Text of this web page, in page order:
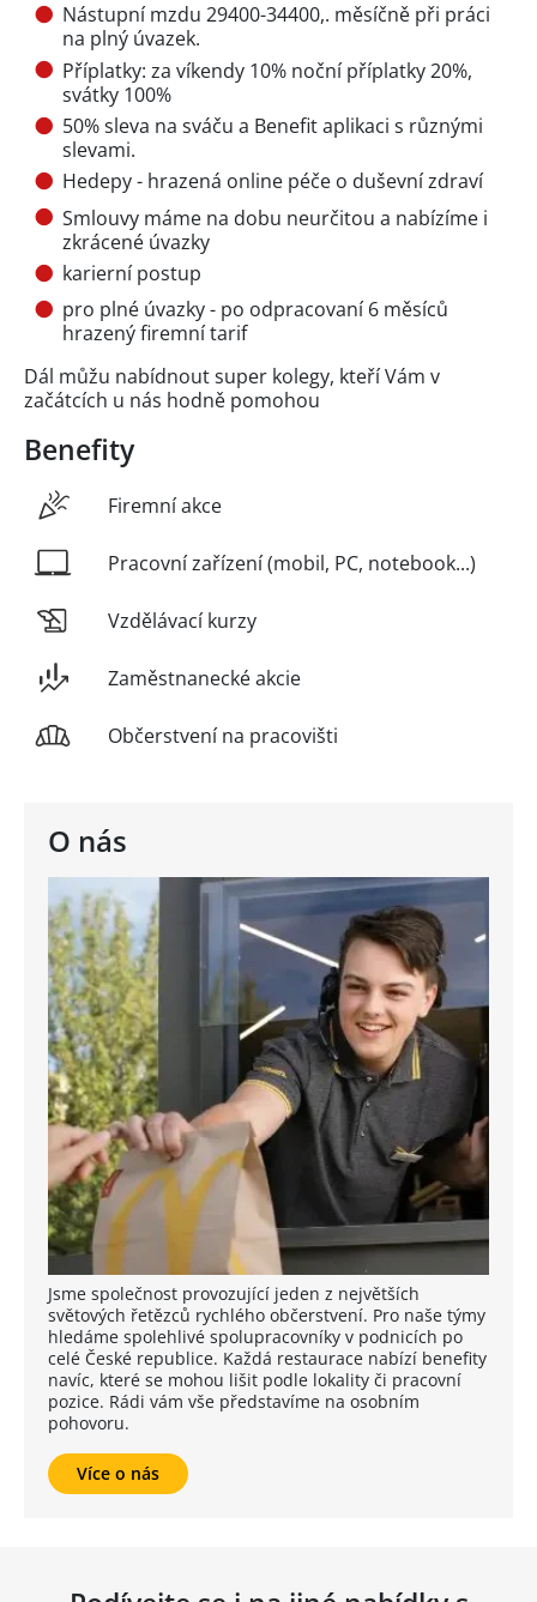
O nás
Jsme společnost provozující jeden z největších
světových řetězců rychlého občerstvení. Pro naše týmy
hledáme spolehlivé spolupracovníky v podnicích po
celé České republice. Každá restaurace nabízí benefity
navíc, které se mohou lišit podle lokality či pracovní
pozice. Rádi vám vše představíme na osobním
pohovoru.
Více o nás
Nástupní mzdu 29400-34400,. měsíčně při práci
na plný úvazek.
Příplatky: za víkendy 10% noční příplatky 20%,
svátky 100%
50% sleva na sváču a Benefit aplikaci s různými
slevami.
Hedepy - hrazená online péče o duševní zdraví
Smlouvy máme na dobu neurčitou a nabízíme i
zkrácené úvazky
karierní postup
pro plné úvazky - po odpracovaní 6 měsíců
hrazený firemní tarif
Dál můžu nabídnout super kolegy, kteří Vám v
začátcích u nás hodně pomohou
Benefity
Firemní akce
Pracovní zařízení (mobil, PC, notebook...)
Vzdělávací kurzy
Zaměstnanecké akcie
Občerstvení na pracovišti